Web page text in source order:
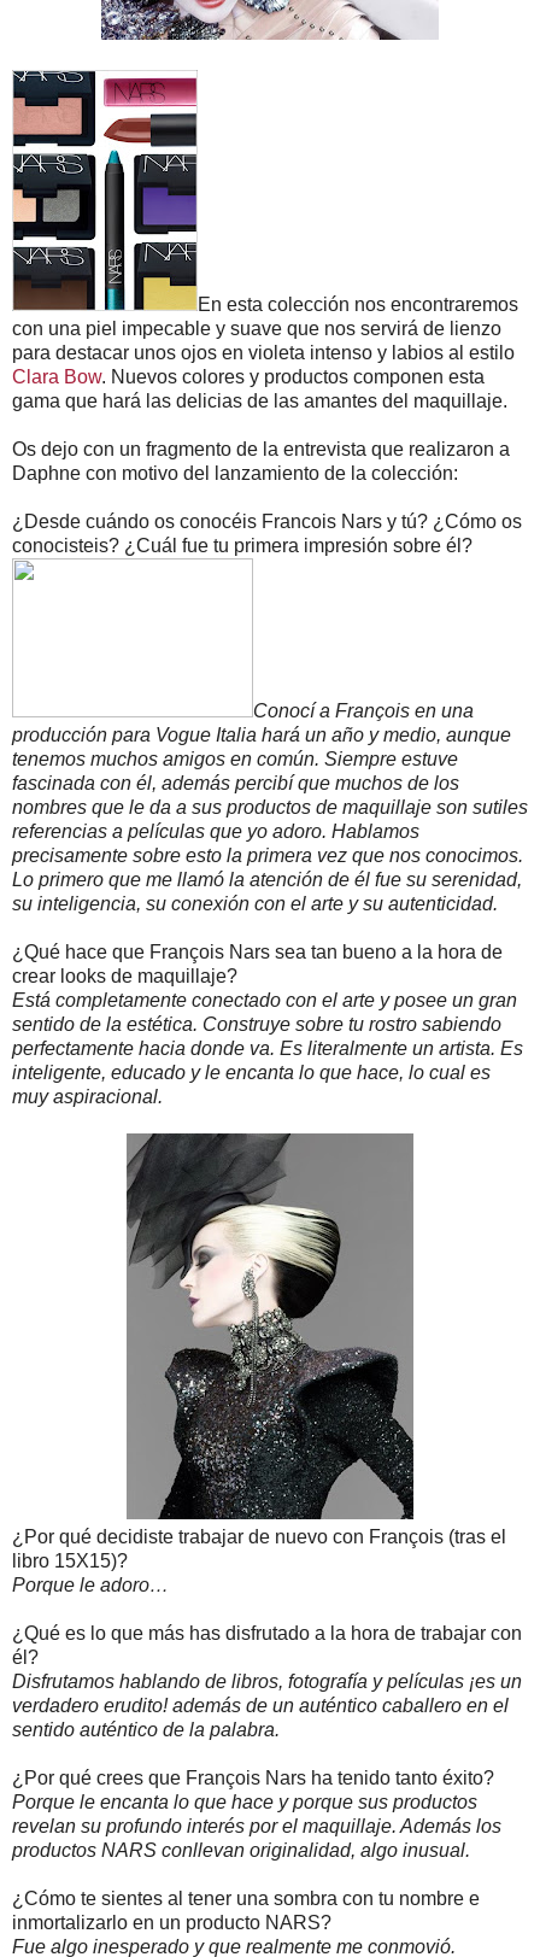
En esta colección nos encontraremos
con una piel impecable y suave que nos servirá de lienzo
para destacar unos ojos en violeta intenso y labios al estilo
Clara Bow. Nuevos colores y productos componen esta
gama que hará las delicias de las amantes del maquillaje.
Os dejo con un fragmento de la entrevista que realizaron a
Daphne con motivo del lanzamiento de la colección:
¿Desde cuándo os conocéis Francois Nars y tú? ¿Cómo os
conocisteis? ¿Cuál fue tu primera impresión sobre él?
Conocí a François en una
producción para Vogue Italia hará un año y medio, aunque
tenemos muchos amigos en común. Siempre estuve
fascinada con él, además percibí que muchos de los
nombres que le da a sus productos de maquillaje son sutiles
referencias a películas que yo adoro. Hablamos
precisamente sobre esto la primera vez que nos conocimos.
Lo primero que me llamó la atención de él fue su serenidad,
su inteligencia, su conexión con el arte y su autenticidad.
¿Qué hace que François Nars sea tan bueno a la hora de
crear looks de maquillaje?
Está completamente conectado con el arte y posee un gran
sentido de la estética. Construye sobre tu rostro sabiendo
perfectamente hacia donde va. Es literalmente un artista. Es
inteligente, educado y le encanta lo que hace, lo cual es
muy aspiracional.
¿Por qué decidiste trabajar de nuevo con François (tras el
libro 15X15)?
Porque le adoro…
¿Qué es lo que más has disfrutado a la hora de trabajar con
él?
Disfrutamos hablando de libros, fotografía y películas ¡es un
verdadero erudito! además de un auténtico caballero en el
sentido auténtico de la palabra.
¿Por qué crees que François Nars ha tenido tanto éxito?
Porque le encanta lo que hace y porque sus productos
revelan su profundo interés por el maquillaje. Además los
productos NARS conllevan originalidad, algo inusual.
¿Cómo te sientes al tener una sombra con tu nombre e
inmortalizarlo en un producto NARS?
Fue algo inesperado y que realmente me conmovió.